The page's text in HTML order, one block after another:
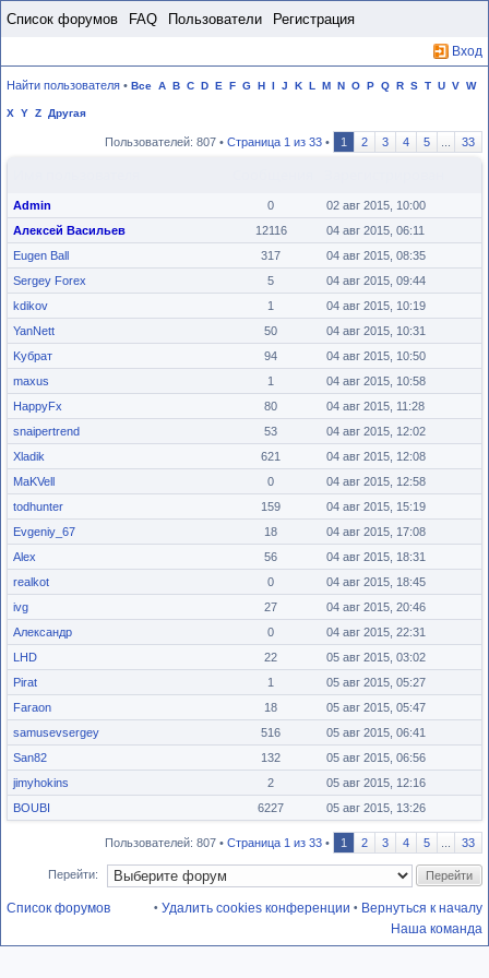
Список форумов FAQ Пользователи Регистрация
Вход
Найти пользователя • Все A B C D E F G H I J K L M N O P Q R S T U V W
X Y Z Другая
Пользователей: 807 • Страница 1 из 33 • 1 2 3 4 5 33
Admin 0
02 авг 2015, 10:00
Алексей Васильев
12116
04 авг 2015, 06:11
Eugen Ball
317
04 авг 2015, 08:35
Sergey Forex
5
04 авг 2015, 09:44
kdikov
1
04 авг 2015, 10:19
YanNett
50
04 авг 2015, 10:31
Kубрат
94
04 авг 2015, 10:50
maxus
1
04 авг 2015, 10:58
HappyFx
80
04 авг 2015, 11:28
snaipertrend
53
04 авг 2015, 12:02
Xladik
621
04 авг 2015, 12:08
MaKVell
0
04 авг 2015, 12:58
todhunter
159
04 авг 2015, 15:19
Evgeniy_67
18
04 авг 2015, 17:08
Alex
56
04 авг 2015, 18:31
realkot
0
04 авг 2015, 18:45
ivg
27
04 авг 2015, 20:46
Александр
0
04 авг 2015, 22:31
LHD
22
05 авг 2015, 03:02
Pirat
1
05 авг 2015, 05:27
Faraon
18
05 авг 2015, 05:47
samusevsergey
516
05 авг 2015, 06:41
San82
132
05 авг 2015, 06:56
jimyhokins
2
05 авг 2015, 12:16
BOUBI
6227 05 авг 2015, 13:26
Пользователей: 807 • Страница 1 из 33 • 1 2 3 4 5 33
Перейти:
Список форумов • Вернуться к началу
• Удалить cookies конференции
Наша команда